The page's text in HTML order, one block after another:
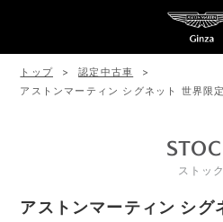
トップ
認定中古車
アストンマーティン シグネット 世界限
ストック
アストンマーティン シ